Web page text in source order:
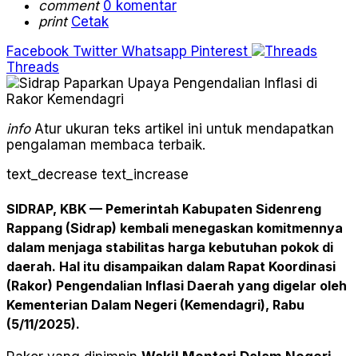
comment 0 komentar
print Cetak
Facebook Twitter Whatsapp Pinterest
Threads
infoAtur ukuran teks artikel ini untuk mendapatkan
pengalaman membaca terbaik.
text_decrease text_increase
SIDRAP, KBK — Pemerintah Kabupaten Sidenreng
Rappang (Sidrap) kembali menegaskan komitmennya
dalam menjaga stabilitas harga kebutuhan pokok di
daerah. Hal itu disampaikan dalam Rapat Koordinasi
(Rakor) Pengendalian Inflasi Daerah yang digelar oleh
Kementerian Dalam Negeri (Kemendagri), Rabu
(5/11/2025).